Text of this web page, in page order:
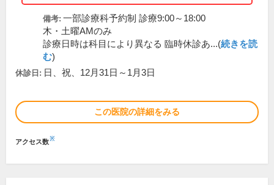
備考: 一部診療科予約制 診療9:00～18:00
木・土曜AMのみ
診療日時は科目により異なる 臨時休診あ...(続きを読
む)
休診日: 日、祝、12月31日～1月3日
この医院の詳細をみる
アクセス数※